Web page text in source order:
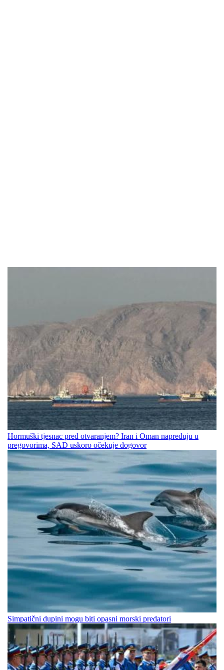
Hormuški tjesnac pred otvaranjem? Iran i Oman napreduju u
pregovorima, SAD uskoro očekuje dogovor
Simpatični dupini mogu biti opasni morski predatori